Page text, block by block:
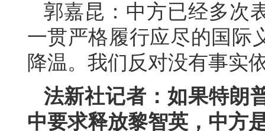
郭嘉昆：中方已经多次
一贯严格履行应尽的国际
降温。我们反对没有事实
法新社记者：如果特朗
中要求释放黎智英，中方